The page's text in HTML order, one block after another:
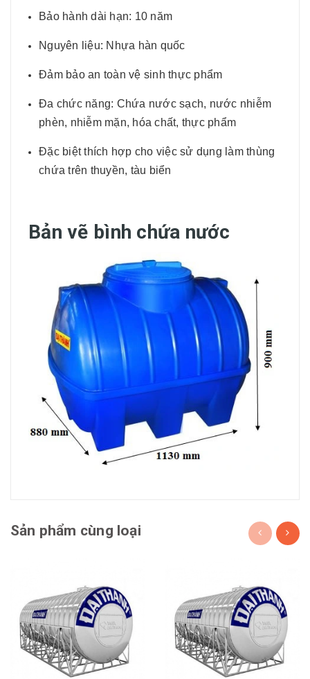
Bảo hành dài hạn: 10 năm
Nguyên liệu: Nhựa hàn quốc
Đảm bảo an toàn vệ sinh thực phẩm
Đa chức năng: Chứa nước sạch, nước nhiễm
phèn, nhiễm mặn, hóa chất, thực phẩm
Đặc biệt thích hợp cho việc sử dụng làm thùng
chứa trên thuyền, tàu biển
Bản vẽ bình chứa nước
Sản phẩm cùng loại